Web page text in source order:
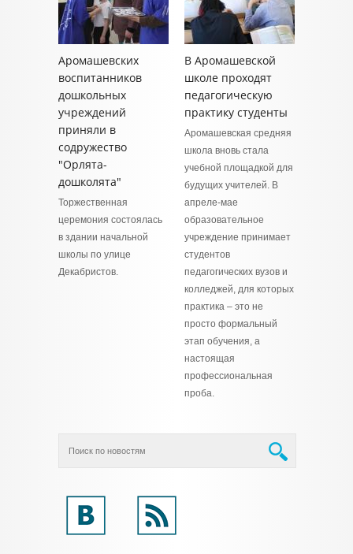
Аромашевских
воспитанников
дошкольных
учреждений
приняли в
содружество
"Орлята-
дошколята"
Торжественная
церемония состоялась
в здании начальной
школы по улице
Декабристов.
В Аромашевской
школе проходят
педагогическую
практику студенты
Аромашевская средняя
школа вновь стала
учебной площадкой для
будущих учителей. В
апреле-мае
образовательное
учреждение принимает
студентов
педагогических вузов и
колледжей, для которых
практика – это не
просто формальный
этап обучения, а
настоящая
профессиональная
проба.